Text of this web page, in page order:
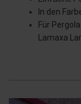
In den
Für
Lamaxa